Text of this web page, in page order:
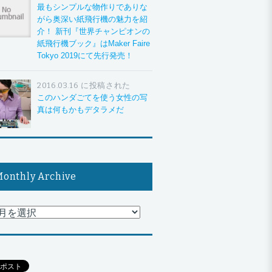
最もシンプルな物作りでありな
がら奥深い紙飛行機の魅力を紹
介！ 新刊『世界チャンピオンの
紙飛行機ブック』はMaker Faire
Tokyo 2019にて先行発売！
2016.03.16 に投稿された
このハンダごてを使う女性の写
真は何もかもデタラメだ
Archive